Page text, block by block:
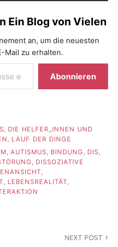
Ein Blog von Vielen
an, um die neuesten
Mail zu erhalten.
Abonnieren
DIE HELFER_INNEN UND
LAUF DER DINGE
, AUTISMUS, BINDUNG , DIS,
, DISSOZIATIVE
,
, LEBENSREALITÄT,
NEXT POST